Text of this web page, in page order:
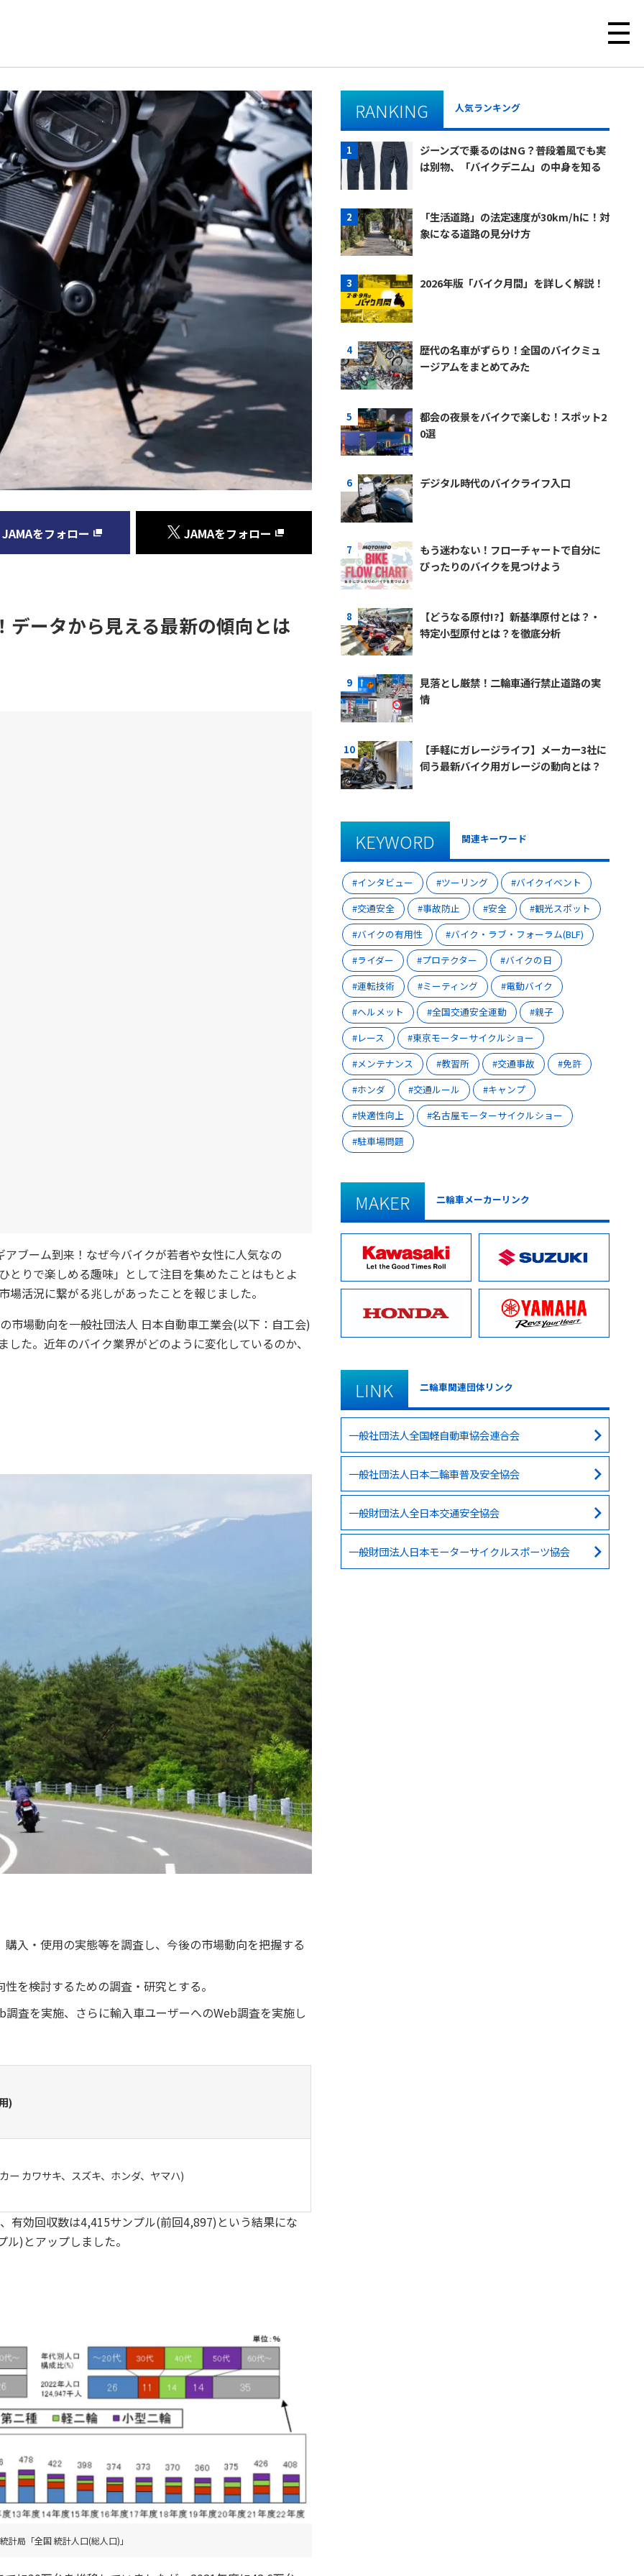
JAMAをフォロー JAMAをフォロー
ータから見える最新の傾向とは
ブーム到来！なぜ今バイクが若者や女性に人気なの
とりで楽しめる趣味」として注目を集めたことはもとよ
活況に繋がる兆しがあったことを報じました。
市場動向を一般社団法人 日本自動車工業会(以下：自工会)
た。近年のバイク業界がどのように変化しているのか、
入・使用の実態等を調査し、今後の市場動向を把握する
を検討するための調査・研究とする。
査を実施、さらに輸入車ユーザーへのWeb調査を実施し
)
カワサキ、スズキ、ホンダ、ヤマハ)
有効回収数は4,415サンプル(前回4,897)という結果にな
)とアップしました。
局「全国 統計人口(総人口)」
RANKING 人気ランキング
ジーンズで乗るのはNG？普段着風でも実
は別物、「バイクデニム」の中身を知る
「生活道路」の法定速度が30km/hに！対
象になる道路の見分け方
2026年版「バイク月間」を詳しく解説！
歴代の名車がずらり！全国のバイクミュ
ージアムをまとめてみた
都会の夜景をバイクで楽しむ！スポット2
0選
デジタル時代のバイクライフ入口
もう迷わない！フローチャートで自分に
ぴったりのバイクを見つけよう
【どうなる原付!?】新基準原付とは？・
特定小型原付とは？を徹底分析
見落とし厳禁！二輪車通行禁止道路の実
情
【手軽にガレージライフ】メーカー3社に
伺う最新バイク用ガレージの動向とは？
KEYWORD 関連キーワード
インタビュー ツーリング
バイクイベント
交通安全
事故防止 安全
観光スポット
バイクの有用性
バイク・ラブ・フォーラム(BLF)
ライダー
プロテクター
バイクの日
運転技術
ミーティング
電動バイク
ヘルメット
全国交通安全運動
親子
レース
東京モーターサイクルショー
メンテナンス
教習所 交通事故
免許
ホンダ
交通ルール
キャンプ
快適性向上
名古屋モーターサイクルショー
駐車場問題
MAKER 二輪車メーカーリンク
LINK 二輪車関連団体リンク
一般社団法人全国軽自動車協会連合会
一般社団法人日本二輪車普及安全協会
一般財団法人全日本交通安全協会
一般財団法人日本モーターサイクルスポーツ協会